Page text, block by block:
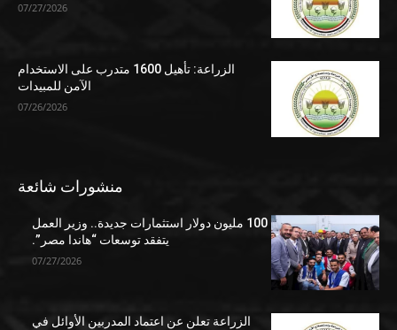
07/27/2026
الزراعة: تأهيل 1600 متدرب على الاستخدام
الآمن للمبيدات
07/26/2026
منشورات شائعة
100 مليون دولار استثمارات جديدة.. وزير العمل
يتفقد توسعات “هاندا مصر”.
07/27/2026
الزراعة تعلن عن اعتماد المدربين الأوائل في